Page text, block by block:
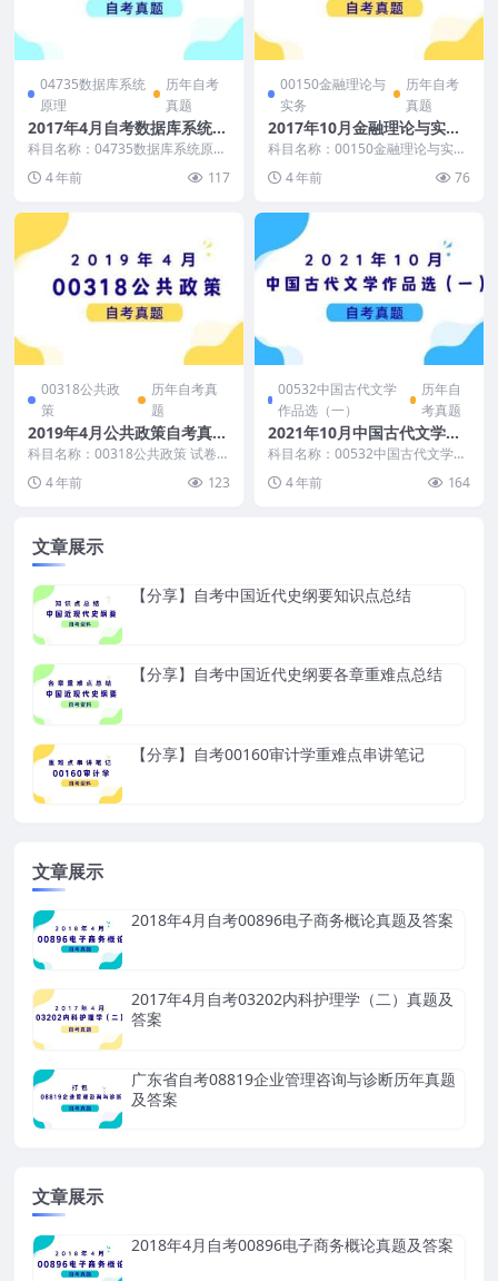
04735数据库系统
原理
历年自考
真题
2017年4月自考数据库系统原
理真题及答案
科目名称：04735数据库系统原理
学考试数据...
4 年前 117
00150金融理论与
实务
历年自考
真题
2017年10月金融理论与实务
自考真题及答案
科目名称：00150金融理论与实务
自学考试金...
4 年前 76
00318公共政
策
历年自考真
题
2019年4月公共政策自考真题
及答案
科目名称：00318公共政策 试卷全
公共政策试...
4 年前 123
00532中国古代文学
作品选（一）
历年自
考真题
2021年10月中国古代文学作
品选（一）自考真题及答案
科目名称：00532中国古代文学作
月高等教育...
4 年前 164
文章展示
【分享】自考中国近代史纲要知识点总结
【分享】自考中国近代史纲要各章重难点总结
【分享】自考00160审计学重难点串讲笔记
文章展示
2018年4月自考00896电子商务概论真题及答案
2017年4月自考03202内科护理学（二）真题及
答案
广东省自考08819企业管理咨询与诊断历年真题
及答案
文章展示
2018年4月自考00896电子商务概论真题及答案